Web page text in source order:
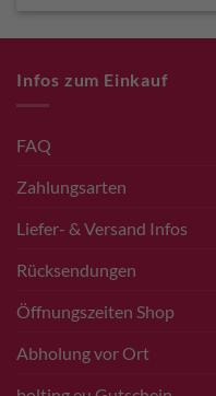
Infos zum Einkauf
FAQ
Zahlungsarten
Liefer- & Versand Infos
Rücksendungen
Öffnungszeiten Shop
Abholung vor Ort